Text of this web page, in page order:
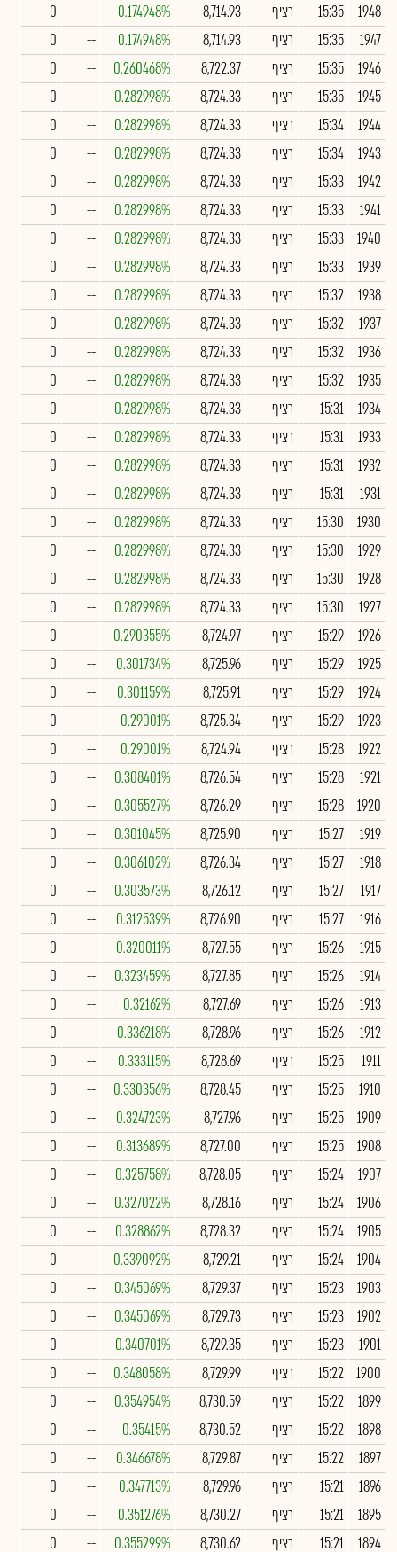
1948
15:35 רציף 8,714.93
0.174948%
--
0
1947
15:35 רציף 8,714.93
0.174948%
--
0
1946
15:35 רציף 8,722.37
0.260468%
--
0
1945
15:35 רציף 8,724.33
0.282998%
--
0
1944
15:34 רציף 8,724.33
0.282998%
--
0
1943
15:34 רציף 8,724.33
0.282998%
--
0
1942
15:33 רציף 8,724.33
0.282998%
--
0
1941
15:33 רציף 8,724.33
0.282998%
--
0
1940
15:33 רציף 8,724.33
0.282998%
--
0
1939
15:33 רציף 8,724.33
0.282998%
--
0
1938
15:32 רציף 8,724.33
0.282998%
--
0
1937
15:32 רציף 8,724.33
0.282998%
--
0
1936
15:32 רציף 8,724.33
0.282998%
--
0
1935
15:32 רציף 8,724.33
0.282998%
--
0
1934
15:31 רציף 8,724.33
0.282998%
--
0
1933
15:31 רציף 8,724.33
0.282998%
--
0
1932
15:31 רציף 8,724.33
0.282998%
--
0
1931
15:31 רציף 8,724.33
0.282998%
--
0
1930
15:30 רציף 8,724.33
0.282998%
--
0
1929
15:30 רציף 8,724.33
0.282998%
--
0
1928
15:30 רציף 8,724.33
0.282998%
--
0
1927
15:30 רציף 8,724.33
0.282998%
--
0
1926
15:29 רציף 8,724.97
0.290355%
--
0
1925
15:29 רציף 8,725.96
0.301734%
--
0
1924
15:29 רציף 8,725.91
0.301159%
--
0
1923
15:29 רציף 8,725.34
0.29001%
--
0
1922
15:28 רציף 8,724.94
0.29001%
--
0
1921
15:28 רציף 8,726.54
0.308401%
--
0
1920
15:28 רציף 8,726.29
0.305527%
--
0
1919
15:27 רציף 8,725.90
0.301045%
--
0
1918
15:27 רציף 8,726.34
0.306102%
--
0
1917
15:27 רציף 8,726.12
0.303573%
--
0
1916
15:27 רציף 8,726.90
0.312539%
--
0
1915
15:26 רציף 8,727.55
0.320011%
--
0
1914
15:26 רציף 8,727.85
0.323459%
--
0
1913
15:26 רציף 8,727.69
0.32162%
--
0
1912
15:26 רציף 8,728.96
0.336218%
--
0
1911
15:25 רציף 8,728.69
0.333115%
--
0
1910
15:25 רציף 8,728.45
0.330356%
--
0
1909
15:25 רציף 8,727.96
0.324723%
--
0
1908
15:25 רציף 8,727.00
0.313689%
--
0
1907
15:24 רציף 8,728.05
0.325758%
--
0
1906
15:24 רציף 8,728.16
0.327022%
--
0
1905
15:24 רציף 8,728.32
0.328862%
--
0
1904
15:24 רציף 8,729.21
0.339092%
--
0
1903
15:23 רציף 8,729.37
0.345069%
--
0
1902
15:23 רציף 8,729.73
0.345069%
--
0
1901
15:23 רציף 8,729.35
0.340701%
--
0
1900
15:22 רציף 8,729.99
0.348058%
--
0
1899
15:22 רציף 8,730.59
0.354954%
--
0
1898
15:22 רציף 8,730.52
0.35415%
--
0
1897
15:22 רציף 8,729.87
0.346678%
--
0
1896
15:21 רציף 8,729.96
0.347713%
--
0
1895
15:21 רציף 8,730.27
0.351276%
--
0
1894
15:21 רציף 8,730.62
0.355299%
--
0